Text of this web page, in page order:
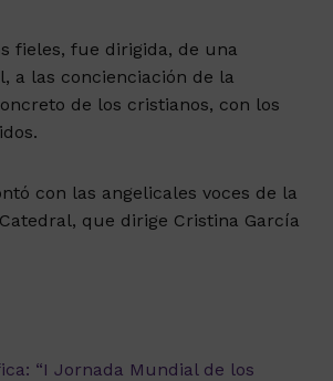
fieles, fue dirigida, de una
a las concienciación de la
de los cristianos, con los
con las angelicales voces de la
que dirige Cristina García
“I Jornada Mundial de los